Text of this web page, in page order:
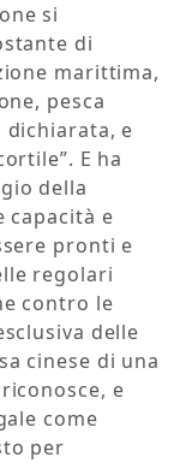
si
di
marittima,
pesca
e
E ha
della
capacità e
pronti e
regolari
contro le
delle
cinese di una
e
come
per